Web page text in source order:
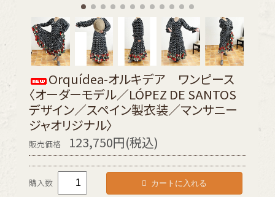
Orquídea-オルキデア ワンピース
〈オーダーモデル／LÓPEZ DE SANTOS
デザイン／スペイン製衣装／マンサニー
ジャオリジナル〉
販売価格 123,750円(税込)
購入数 カートに入れる